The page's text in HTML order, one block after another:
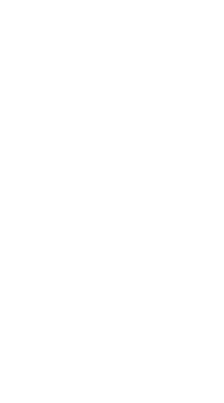
です。
ず変更すること